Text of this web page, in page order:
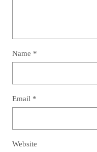
Name *
Email *
Website